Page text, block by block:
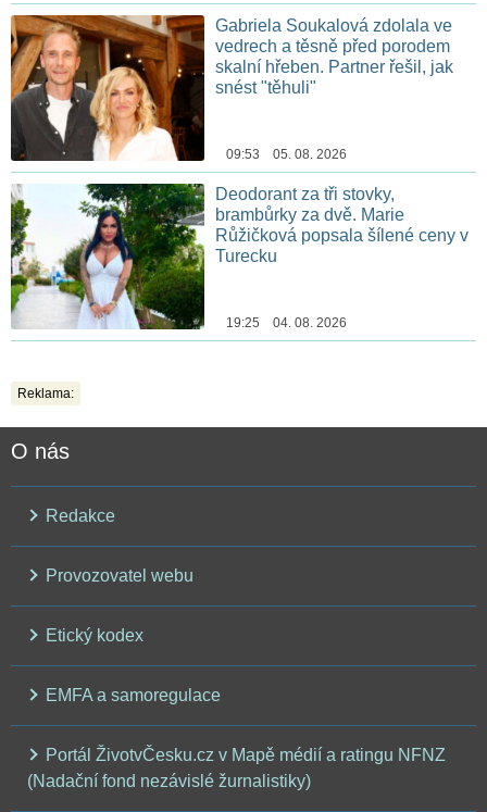
Gabriela Soukalová zdolala ve
vedrech a těsně před porodem
skalní hřeben. Partner řešil, jak
snést "těhuli"
09:53 05. 08. 2026
Deodorant za tři stovky,
brambůrky za dvě. Marie
Růžičková popsala šílené ceny v
Turecku
19:25 04. 08. 2026
Reklama:
O nás
Redakce
Provozovatel webu
Etický kodex
EMFA a samoregulace
Portál ŽivotvČesku.cz v Mapě médií a ratingu NFNZ
(Nadační fond nezávislé žurnalistiky)